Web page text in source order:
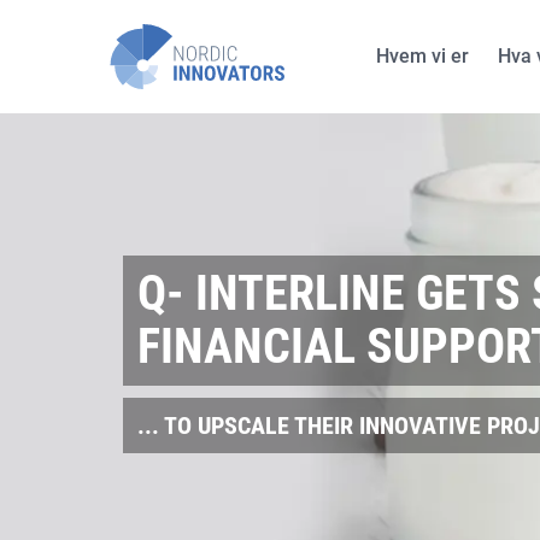
Hvem vi er Hva
Forskningsrådet
Innovasjon Norge
Q- INTERLINE
FINANCIAL
... TO UPSCALE THEIR INNOVATIVE